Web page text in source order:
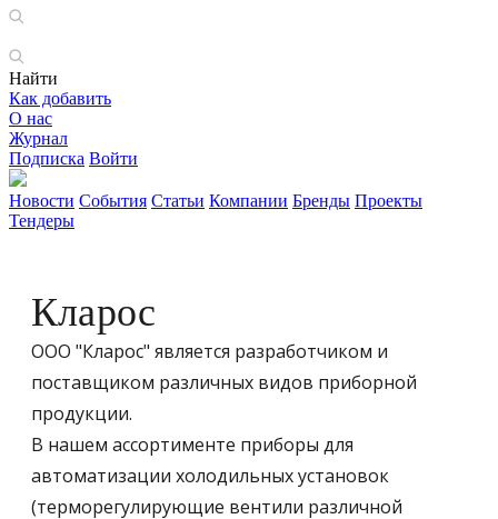
Найти
Как добавить
О нас
Журнал
Подписка Войти
Новости События Статьи Компании Бренды Проекты
Тендеры
Кларос
ООО "Кларос" является разработчиком и
поставщиком различных видов приборной
продукции.
В нашем ассортименте приборы для
автоматизации холодильных установок
(терморегулирующие вентили различной